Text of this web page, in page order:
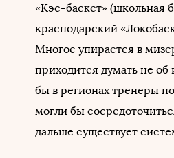
«Кэс-баскет» (школьная
краснодарский
Многое упирается в
приходится думать не
бы в регионах тренеры
могли бы
дальше существует